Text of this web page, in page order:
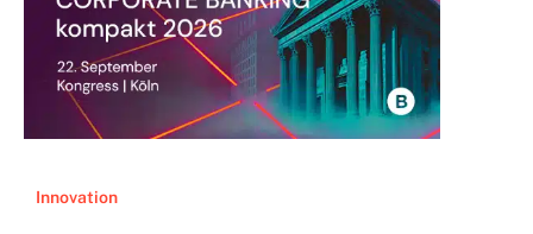
Innovation